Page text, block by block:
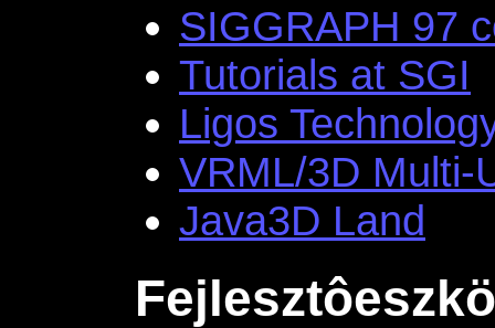
SIGGRAPH 97
Tutorials at SGI
Ligos
VRML/3D Multi-
Java3D Land